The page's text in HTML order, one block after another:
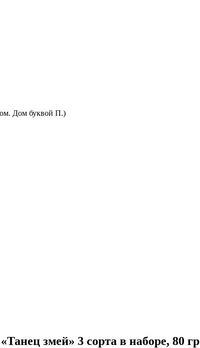
Дом буквой П.)
змей» 3 сорта в наборе, 80 гр